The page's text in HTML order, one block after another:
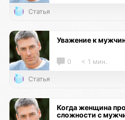
Статья
Уважение к
0 < 1 мин.
Статья
Когда женщина
сложности с